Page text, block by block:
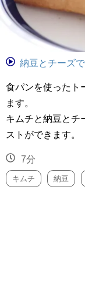
納豆とチーズ
食パンを使ったト
ます。
キムチと納豆とチ
ストができます。
7分
キムチ 納豆